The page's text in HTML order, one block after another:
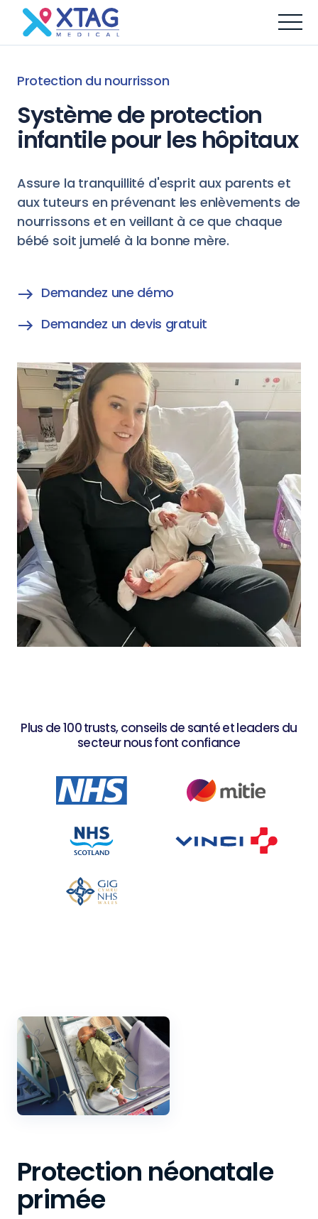
Protection du nourrisson
Système de protection
infantile pour les hôpitaux
Assure la tranquillité d'esprit aux parents et
aux tuteurs en prévenant les enlèvements de
nourrissons et en veillant à ce que chaque
bébé soit jumelé à la bonne mère.
Demandez une démo
Demandez un devis gratuit
Plus de 100 trusts, conseils de santé et leaders du
secteur nous font confiance
Protection néonatale
primée